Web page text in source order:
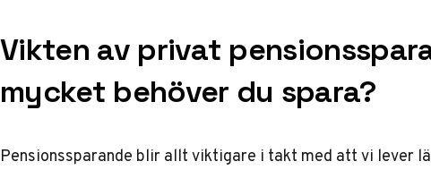
Vikten av privat
mycket behöver du spara?
Pensionssparande blir allt viktigare i takt med att vi lever